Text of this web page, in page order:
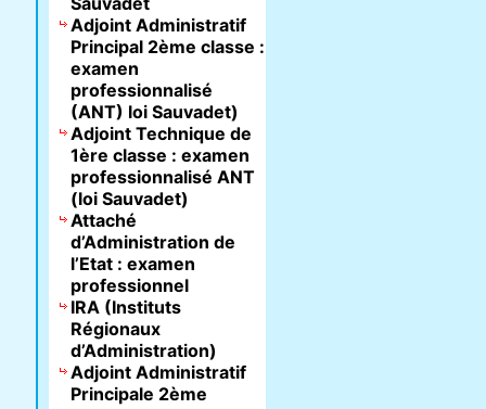
Adjoint Administratif
Principal 2ème classe :
examen
professionnalisé
(ANT) loi Sauvadet)
Adjoint Technique de
1ère classe : examen
professionnalisé ANT
(loi Sauvadet)
Attaché
d’Administration de
l’Etat : examen
professionnel
IRA (Instituts
Régionaux
d’Administration)
Adjoint Administratif
Principale 2ème